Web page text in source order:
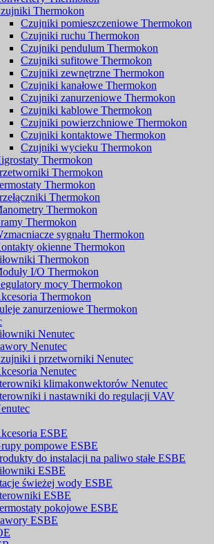
Thermokon
Czujniki pomieszczeniowe Thermokon
Czujniki ruchu Thermokon
Czujniki pendulum Thermokon
Czujniki sufitowe Thermokon
Czujniki zewnętrzne Thermokon
Czujniki kanałowe Thermokon
Czujniki zanurzeniowe Thermokon
Czujniki kablowe Thermokon
Czujniki powierzchniowe Thermokon
Czujniki kontaktowe Thermokon
Czujniki wycieku Thermokon
Thermokon
Thermokon
Thermokon
Thermokon
Thermokon
Thermokon
sygnału Thermokon
okienne Thermokon
Thermokon
I/O Thermokon
mocy Thermokon
Thermokon
zanurzeniowe Thermokon
Nenutec
Nenutec
i przetworniki Nenutec
Nenutec
klimakonwektorów Nenutec
i nastawniki do regulacji VAV
ESBE
pompowe ESBE
do instalacji na paliwo stałe ESBE
ESBE
świeżej wody ESBE
ESBE
pokojowe ESBE
ESBE